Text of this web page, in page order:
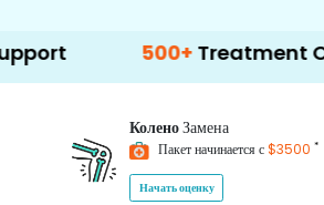
Treatment Options
КоленоЗамена
Пакет начинается с$3500 *
Начать оценку